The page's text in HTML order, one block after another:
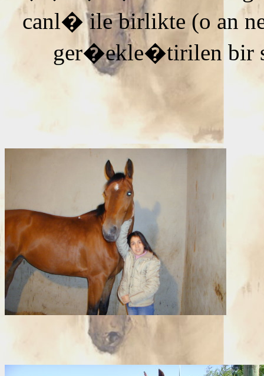
canl� ile birlikte (o an
ger�ekle�tirilen bir